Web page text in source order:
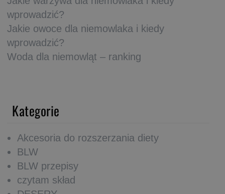
wprowadzić?
Jakie owoce dla niemowlaka i kiedy
wprowadzić?
Woda dla niemowląt – ranking
Kategorie
Akcesoria do rozszerzania diety
BLW
BLW przepisy
czytam skład